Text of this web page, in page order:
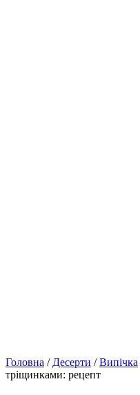
Головна /Десерти /Випічка
тріщинками: рецепт